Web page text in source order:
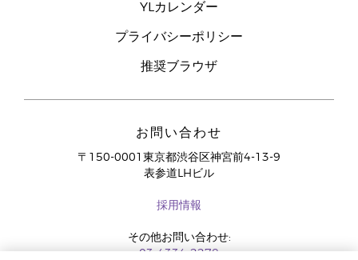
YLカレンダー
プライバシーポリシー
推奨ブラウザ
お問い合わせ
〒150-0001東京都渋谷区神宮前4-13-9
表参道LHビル
採用情報
その他お問い合わせ:
03-4334-2278